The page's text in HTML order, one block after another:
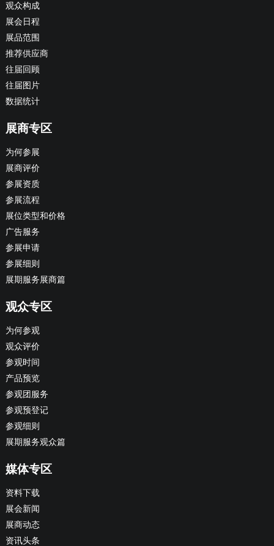
观众构成
展会日程
展品范围
推荐供应商
往届回顾
往届图片
数据统计
展商专区
为何参展
展商评价
参展资质
参展流程
展位类型和价格
广告服务
参展申请
参展细则
展期服务展商篇
观众专区
为何参观
观众评价
参观时间
产品预览
参观团服务
参观预登记
参观细则
展期服务观众篇
媒体专区
资料下载
展会新闻
展商动态
资讯头条